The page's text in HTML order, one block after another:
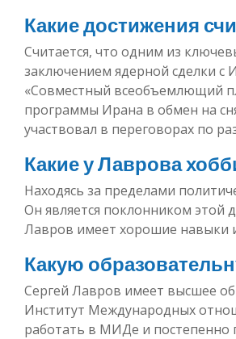
Какие достижения
Считается, что одним из
заключением ядерной сделки с
«Совместный всеобъемлющий
программы Ирана в обмен на
участвовал в переговорах по
Какие у Лаврова
Находясь за пределами
Он является поклонником этой
Лавров имеет хорошие навыки
Какую
Сергей Лавров имеет высшее
Институт Международных
работать в МИДе и постепенно